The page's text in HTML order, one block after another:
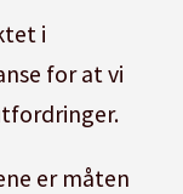
i
for at vi
er måten